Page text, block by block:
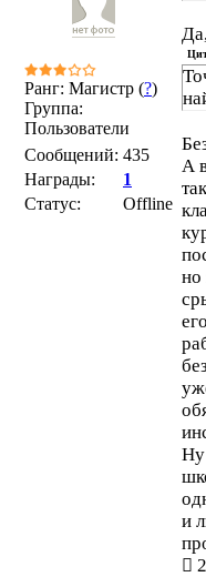
Ранг: Магистр (?)
Группа:
Пользователи
Сообщений: 435
Награды:
1
Статус:
Offline
А
но
Ну
и